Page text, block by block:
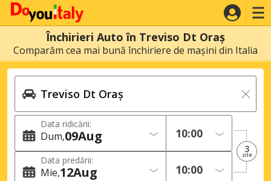
Închirieri Auto în Treviso Dt Oraș
Comparăm cea mai bună închiriere de mașini din Italia
Data ridicării:
Dum 09Aug
Data predării:
Mie 12Aug
3
zile